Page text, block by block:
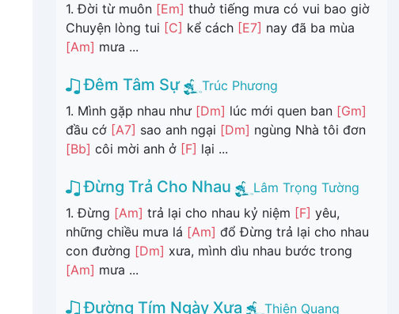
1. Đời từ muôn [Em] thuở tiếng mưa có vui bao giờ
Chuyện lòng tui [C] kể cách [E7] nay đã ba mùa
[Am] mưa ...
Đêm Tâm Sự
Trúc Phương
1. Mình gặp nhau như [Dm] lúc mới quen ban [Gm]
đầu cớ [A7] sao anh ngại [Dm] ngùng Nhà tôi đơn
[Bb] côi mời anh ở [F] lại ...
Đừng Trả Cho Nhau
Lâm Trọng Tường
1. Đừng [Am] trả lại cho nhau kỷ niệm [F] yêu,
những chiều mưa lá [Am] đổ Đừng trả lại cho nhau
con đường [Dm] xưa, mình dìu nhau bước trong
[Am] mưa ...
Đường Tím Ngày Xưa Thiên Quang